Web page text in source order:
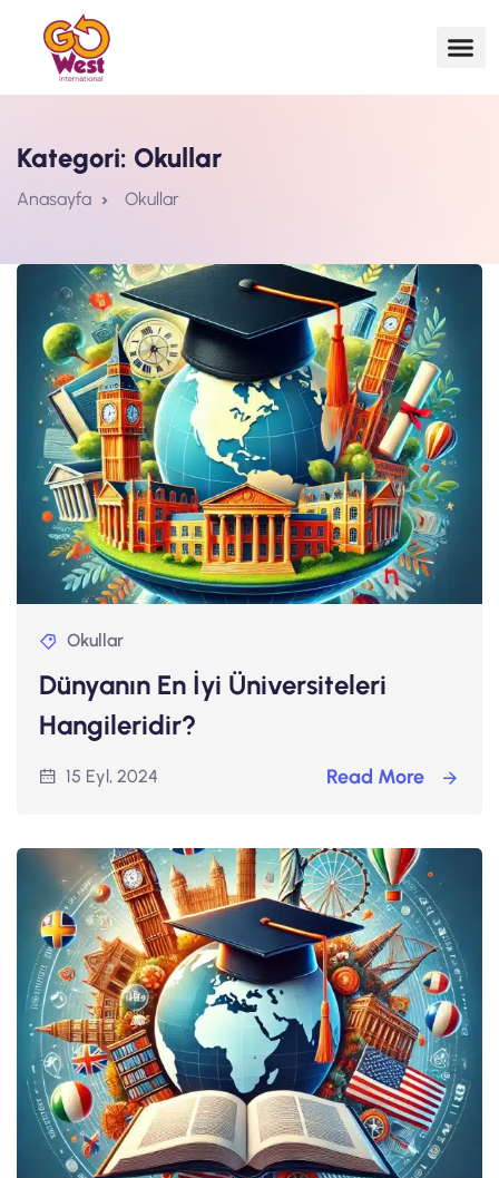
Kategori: Okullar
Anasayfa Okullar
Okullar
Dünyanın En İyi Üniversiteleri
Hangileridir?
15 Eyl, 2024 Read More